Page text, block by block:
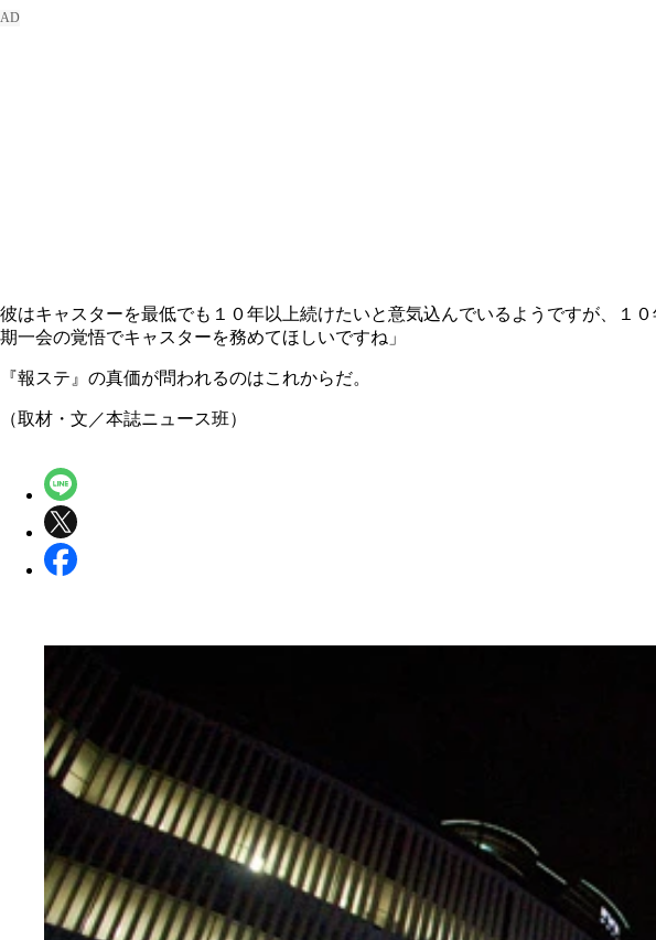
彼はキャスターを最低でも１０年以上続けたいと意気込んでいるようですが、１
期一会の覚悟でキャスターを務めてほしいですね」
『報ステ』の真価が問われるのはこれからだ。
（取材・文／本誌ニュース班）